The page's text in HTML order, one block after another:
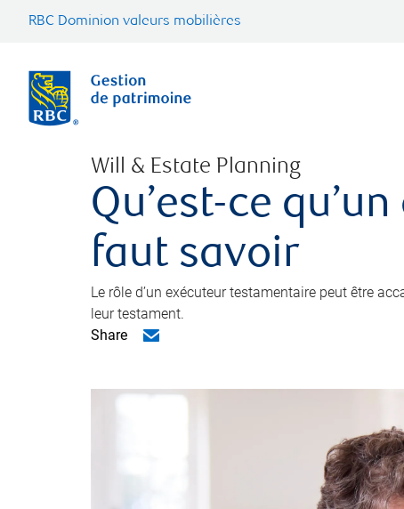
RBC Dominion valeurs mobilières
Will & Estate Planning
Qu’est-ce
faut savoir
Le rôle d’un exécuteur testamentaire peut être
leur testament.
Share